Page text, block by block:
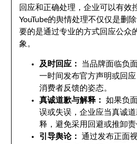
回应和正确处理，企业可以有效
YouTube的舆情处理不仅仅是删
要的是通过专业的方式回应公众
象。
及时回应： 当品牌面临负
一时间发布官方声明或回
消费者反馈的姿态。
真诚道歉与解释：如果负
误或失误，企业应当真诚
释，避免采用回避或推卸责
引导舆论：通过发布正面